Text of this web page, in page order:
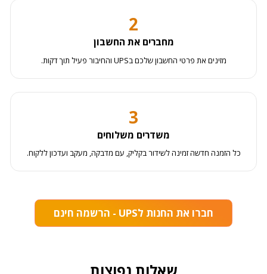
2
מחברים את החשבון
מזינים את פרטי החשבון שלכם בUPS והחיבור פעיל תוך דקות.
3
משדרים משלוחים
כל הזמנה חדשה זמינה לשידור בקליק, עם מדבקה, מעקב ועדכון ללקוח.
חברו את החנות לUPS - הרשמה חינם